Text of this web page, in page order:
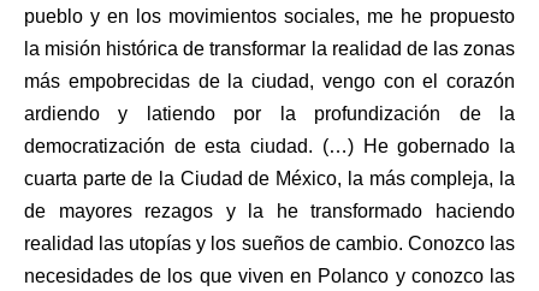
pueblo y en los movimientos sociales, me he propuesto
la misión histórica de transformar la realidad de las zonas
más empobrecidas de la ciudad, vengo con el corazón
ardiendo y latiendo por la profundización de la
democratización de esta ciudad. (…) He gobernado la
cuarta parte de la Ciudad de México, la más compleja, la
de mayores rezagos y la he transformado haciendo
realidad las utopías y los sueños de cambio. Conozco las
necesidades de los que viven en Polanco y conozco las